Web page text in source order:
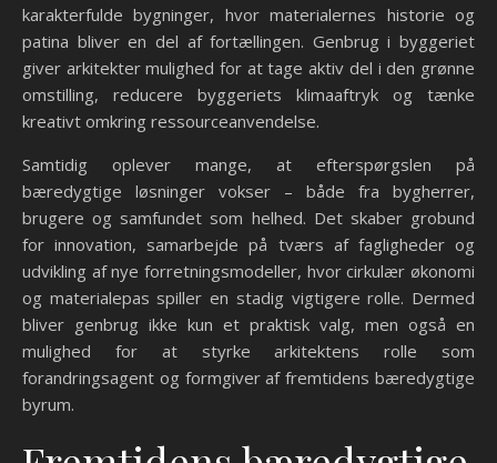
karakterfulde bygninger, hvor materialernes historie og
patina bliver en del af fortællingen. Genbrug i byggeriet
giver arkitekter mulighed for at tage aktiv del i den grønne
omstilling, reducere byggeriets klimaaftryk og tænke
kreativt omkring ressourceanvendelse.
Samtidig oplever mange, at efterspørgslen på
bæredygtige løsninger vokser – både fra bygherrer,
brugere og samfundet som helhed. Det skaber grobund
for innovation, samarbejde på tværs af fagligheder og
udvikling af nye forretningsmodeller, hvor cirkulær økonomi
og materialepas spiller en stadig vigtigere rolle. Dermed
bliver genbrug ikke kun et praktisk valg, men også en
mulighed for at styrke arkitektens rolle som
forandringsagent og formgiver af fremtidens bæredygtige
byrum.